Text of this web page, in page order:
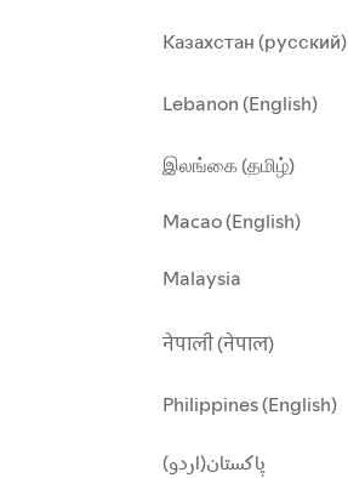
Казахстан (русский)
Lebanon (English)
இலங்கை (தமிழ்)
Macao (English)
Malaysia
नेपाली (नेपाल)
Philippines (English)
پاکستان(اردو)